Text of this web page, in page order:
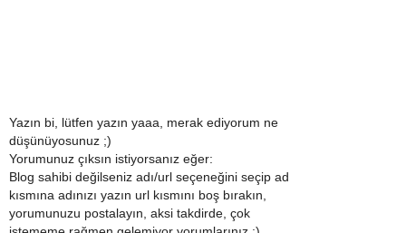
Yazın bi, lütfen yazın yaaa, merak ediyorum ne
düşünüyosunuz ;)
Yorumunuz çıksın istiyorsanız eğer:
Blog sahibi değilseniz adı/url seçeneğini seçip ad
kısmına adınızı yazın url kısmını boş bırakın,
yorumunuzu postalayın, aksi takdirde, çok